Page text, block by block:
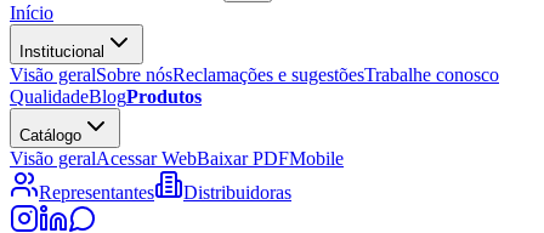
Início
Institucional
Visão geralSobre nósReclamações e sugestõesTrabalhe conosco
QualidadeBlogProdutos
Catálogo
Visão geralAcessar WebBaixar PDFMobile
Representantes
Distribuidoras